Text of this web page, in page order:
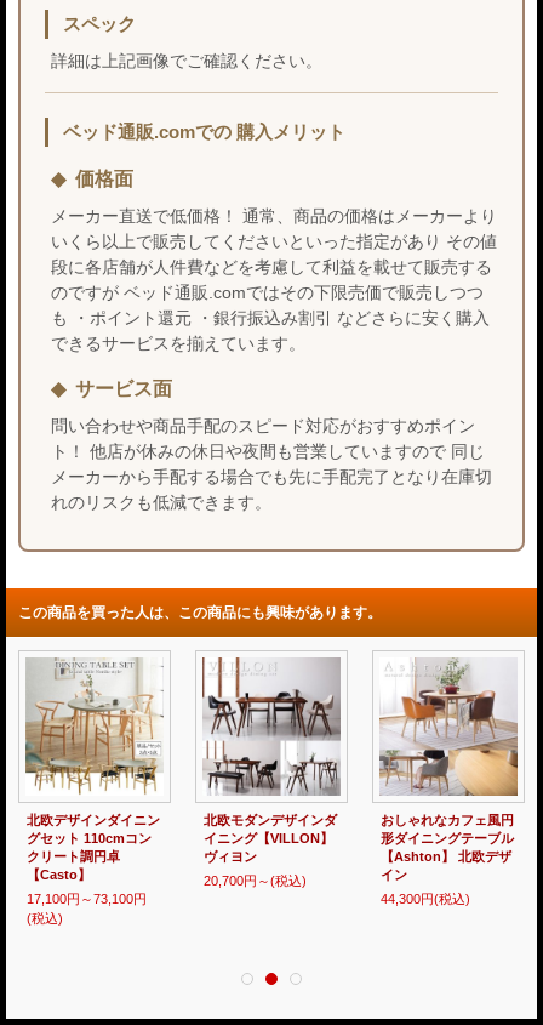
スペック
詳細は上記画像でご確認ください。
ベッド通販.comでの 購入メリット
価格面
メーカー直送で低価格！ 通常、商品の価格はメーカーより
いくら以上で販売してくださいといった指定があり その値
段に各店舗が人件費などを考慮して利益を載せて販売する
のですが ベッド通販.comではその下限売価で販売しつつ
も ・ポイント還元 ・銀行振込み割引 などさらに安く購入
できるサービスを揃えています。
サービス面
問い合わせや商品手配のスピード対応がおすすめポイン
ト！ 他店が休みの休日や夜間も営業していますので 同じ
メーカーから手配する場合でも先に手配完了となり在庫切
れのリスクも低減できます。
この商品を買った人は、この商品にも興味があります。
北欧デザインダイニン
グセット 160／180cm
コンクリート調ダイニ
ング【Casto】ベンチ
も選べる
17,100円～112,800円
北欧モダンデザインダ
イニング【ILALI】イ
ラーリ Renew！
28,200円～(税込)
北欧デザインダイニン
グチェア2脚セット
【Bruno】 テーブル
に引っ掛けられます
33,700円(税込)